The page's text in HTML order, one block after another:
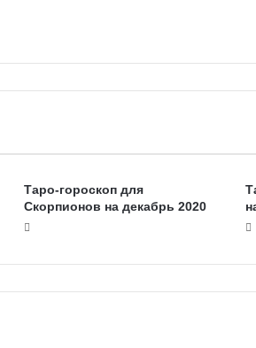
Таро-гороскоп для
Скорпионов на декабрь 2020